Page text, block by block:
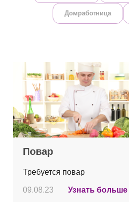
Домработница
Повар
Требуется повар
09.08.23 Узнать больше